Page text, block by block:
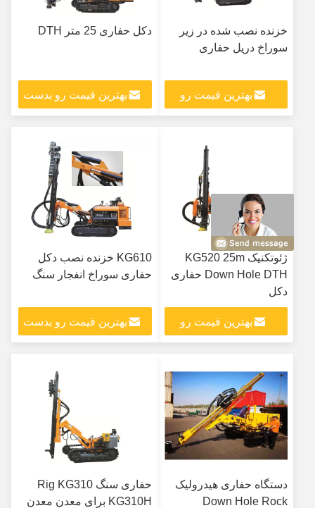
خزنده نصب شده در زیر
سوراخ دریل حفاری
بهترین قیمت رو
دکل حفاری 25 متر DTH
بهترین قیمت رو بدست
ژئوتکنیک KG520 25m
Down Hole DTH حفاری
دکل
بهترین قیمت رو
KG610 خزنده نصب دکل
حفاری سوراخ انفجار سنگ
بهترین قیمت رو بدست
دستگاه حفاری هیدرولیک
Down Hole Rock
حفاری سنگ Rig KG310
KG310H برای معدن معدن